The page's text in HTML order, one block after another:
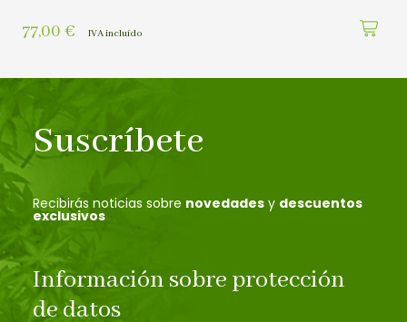
77,00 € IVA incluído
Suscríbete
Recibirás noticias sobre novedades y descuentos
exclusivos
Información sobre protección
de datos